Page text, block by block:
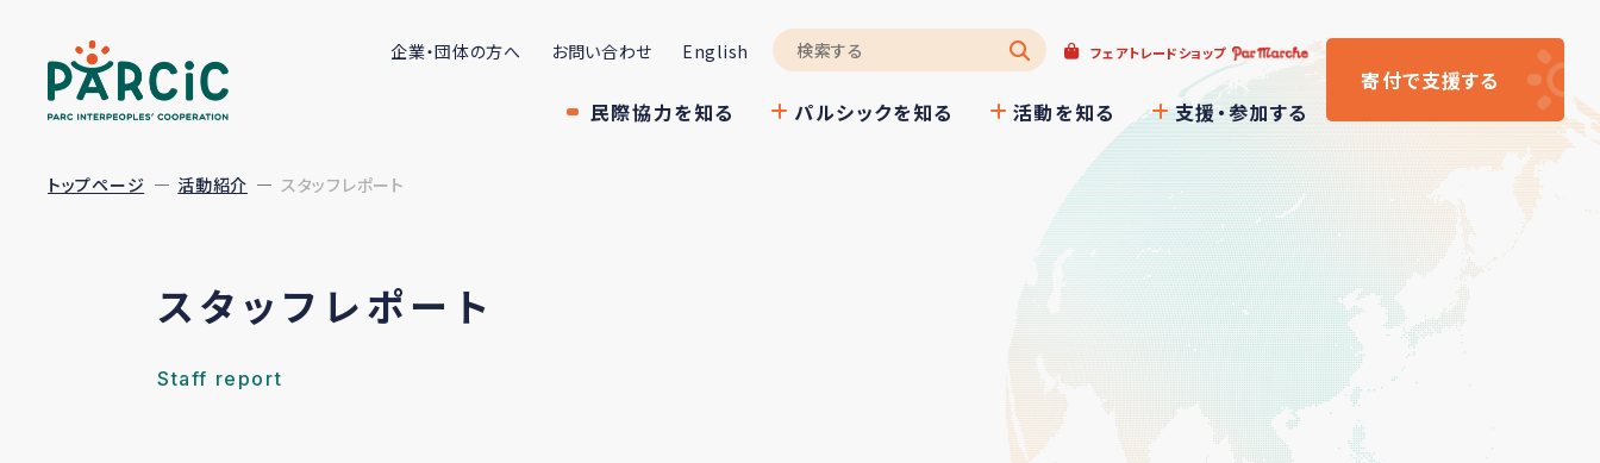
企業・団体の方へ お問い合わせ English フェアトレードショップ
民際協力を知る パルシックを知る 活動を知る 支援・参加する
寄付で支援する
トップページ 活動紹介 スタッフレポート
スタッフレポート
Staff report